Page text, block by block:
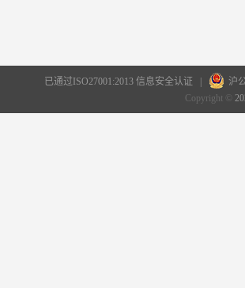
已通过ISO27001:2013 信息安全认证 |
沪
Copyright ©